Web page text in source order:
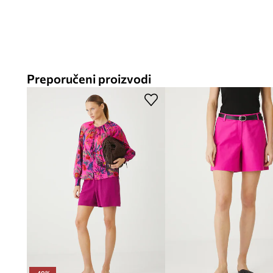
Izrađene odmekanog pletiva francuskog frotira, što
Životinjski i biljni motiv daje kratkim hlačama jedinstven i
Bočni ušiveni džepovi pridonose pohrani sitnih predmeta
Preporučeni proizvodi